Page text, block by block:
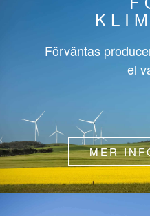
Förväntas
el
MER